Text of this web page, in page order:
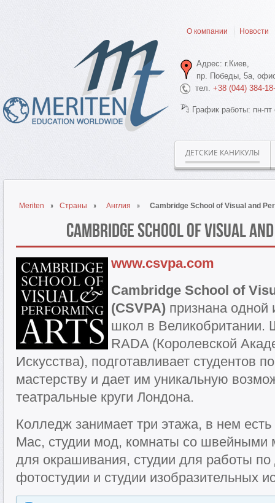
О компании Новости
Адрес: г.Киев,
пр. Победы, 5а,
тел. +38 (044) 384-
График работы: пн-
ДЕТСКИЕ КАНИКУЛЫ
Meriten Страны Англия Cambridge School of Visual and
Cambridge School of Visual
www.csvpa.com
Cambridge School of
(CSVPA) признана одной
школ в Великобритании.
RADA (Королевской
Искусства), подготавливает студентов
мастерству и дает им уникальную
театральные круги Лондона.
Колледж занимает три этажа, в нем
Mac, студии мод, комнаты со
для окрашивания, студии для работы по
фотостудии и студии изобразительных